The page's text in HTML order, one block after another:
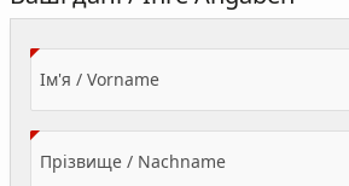
Ім'я / Vorname(Value Required)
Прізвище / Nachname(Value Required)